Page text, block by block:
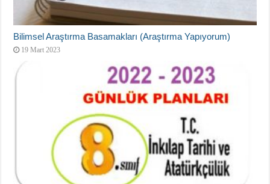
Bilimsel Araştırma Basamakları (Araştırma Yapıyorum)
19 Mart 2023